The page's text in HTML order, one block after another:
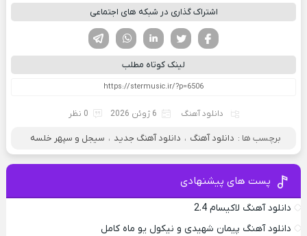
اشتراک گذاری در شبکه های اجتماعی
لینکدین تویتر
فیسوک
لینک کوتاه مطلب
دانلود آهنگ 6 ژوئن 2026 0 نظر
برچسب ها : دانلود آهنگ ، دانلود آهنگ جدید ، سیجل و سپهر خلسه
پست های پیشنهادی
دانلود آهنگ لاکیسام 2.4
دانلود آهنگ پیمان شهیدی و نیکول یو ماه کامل